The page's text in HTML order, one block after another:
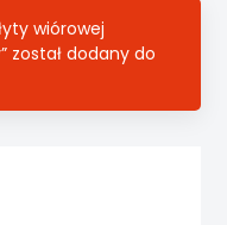
wiórowej
został dodany do